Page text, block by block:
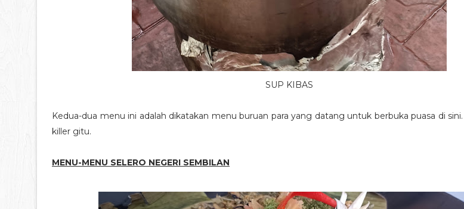
SUP KIBAS
Kedua-dua menu ini adalah dikatakan menu buruan para yang datang untuk berbuka puasa di
killer gitu.
MENU-MENU SELERO NEGERI SEMBILAN